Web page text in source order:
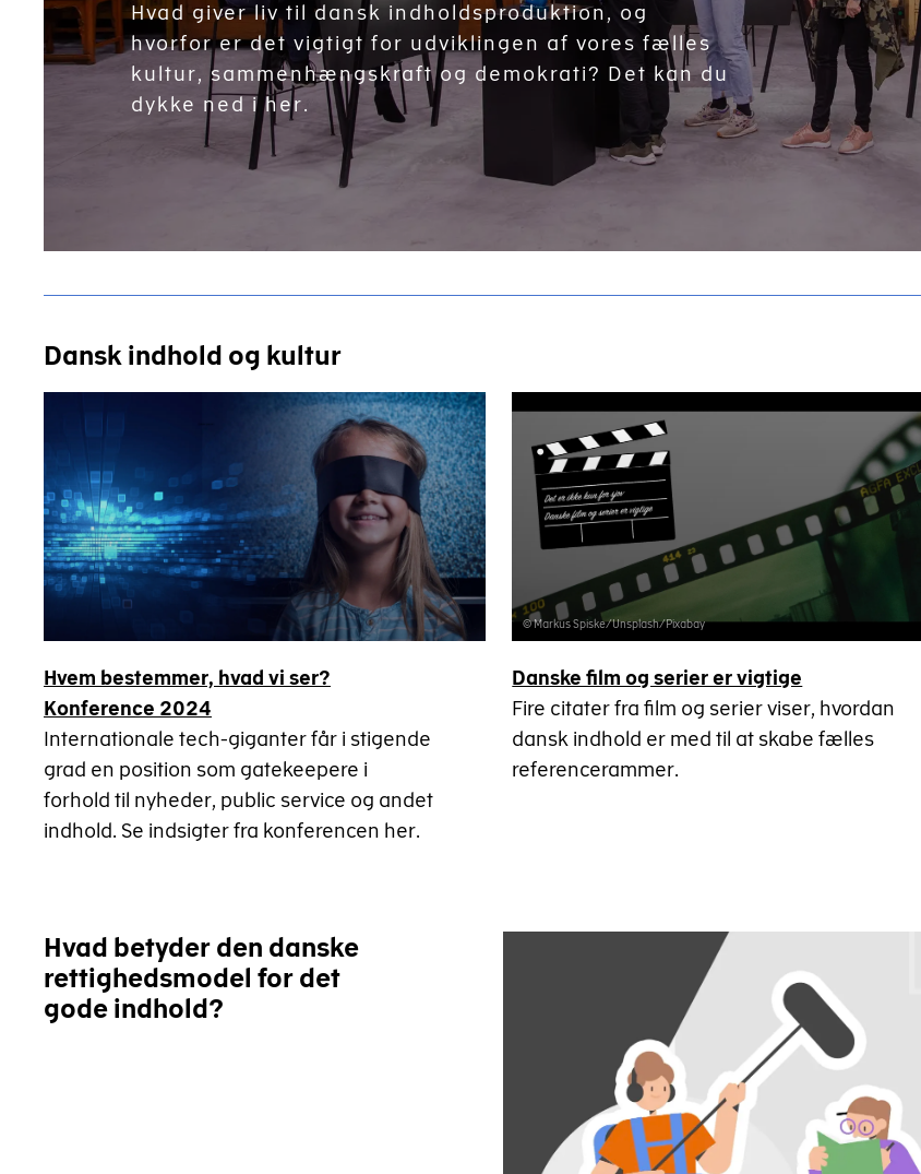
Hvad giver liv til dansk indholdsproduktion, og
hvorfor er det vigtigt for udviklingen af vores fælles
kultur, sammenhængskraft og demokrati? Det kan du
dykke ned i her.
Dansk indhold og kultur
Hvem bestemmer, hvad vi ser?
Konference 2024
Internationale tech-giganter får i stigende
grad en position som gatekeepere i
forhold til nyheder, public service og andet
indhold. Se indsigter fra konferencen her.
© Markus Spiske/Unsplash/Pixabay
Danske film og serier er vigtige
Fire citater fra film og serier viser, hvordan
dansk indhold er med til at skabe fælles
referencerammer.
Hvad betyder den danske
rettighedsmodel for det
gode indhold?